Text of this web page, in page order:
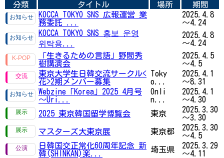
分類 タイトル 場所
期間
KOCCA TOKYO SNS 広報運営 業
務委託 ...
2025.4.8
～4.24
KOCCA TOKYO SNS 홍보 운영
위탁용...
2025.4.8
～4.24
「生きるための言語」野間秀
樹講演会
2025.4.5
～4.5
東京大学生日韓交流サークル<
花>2期メンバー募集
Toky
o...
2025.4.1
～8.31
Webzine「Korea」2025 4月号
～Uri...
Onli
n...
2025.4.1
～4.30
2025 東京韓国留学博覧会
東京
2025.3.30
～3.30
マスターズ大東京展
東京都
2025.3.30
～4.5
日韓国交正常化60周年記念 新
韓(SHINKAN)楽...
埼玉県
2025.3.29
～4.11